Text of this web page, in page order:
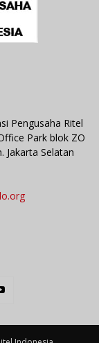
Pengusaha Ritel
Park blok ZO
Jakarta Selatan